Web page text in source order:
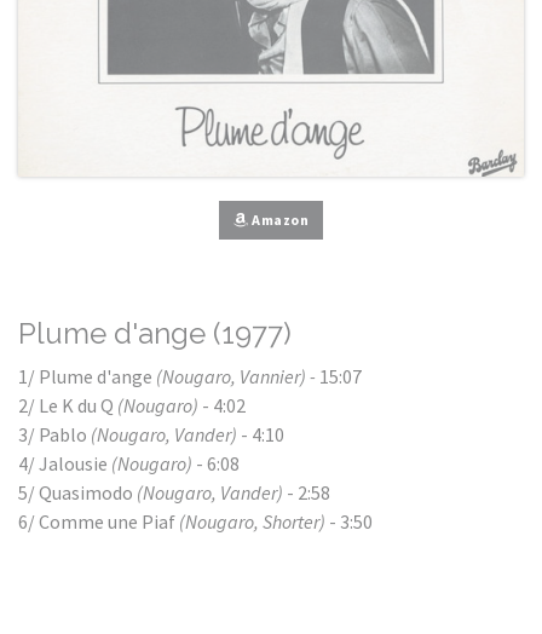
Amazon
Plume d'ange (1977)
1/ Plume d'ange (Nougaro, Vannier) - 15:07
2/ Le K du Q (Nougaro) - 4:02
3/ Pablo (Nougaro, Vander) - 4:10
4/ Jalousie (Nougaro) - 6:08
5/ Quasimodo (Nougaro, Vander) - 2:58
6/ Comme une Piaf (Nougaro, Shorter) - 3:50